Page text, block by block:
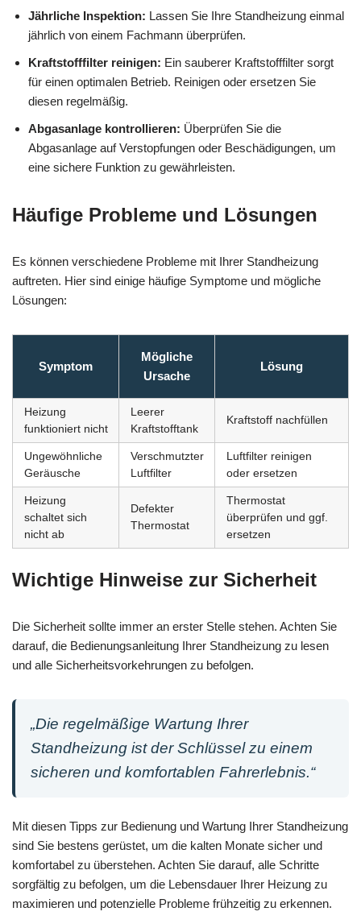
Jährliche Inspektion: Lassen Sie Ihre Standheizung einmal
jährlich von einem Fachmann überprüfen.
Kraftstofffilter reinigen: Ein sauberer Kraftstofffilter sorgt
für einen optimalen Betrieb. Reinigen oder ersetzen Sie
diesen regelmäßig.
Abgasanlage kontrollieren: Überprüfen Sie die
Abgasanlage auf Verstopfungen oder Beschädigungen, um
eine sichere Funktion zu gewährleisten.
Häufige Probleme und Lösungen
Es können verschiedene Probleme mit Ihrer Standheizung
auftreten. Hier sind einige häufige Symptome und mögliche
Lösungen:
Symptom
Mögliche
Ursache
Lösung
Heizung
funktioniert nicht
Leerer
Kraftstofftank
Kraftstoff nachfüllen
Ungewöhnliche
Geräusche
Verschmutzter
Luftfilter
Luftfilter reinigen
oder ersetzen
Heizung
schaltet sich
nicht ab
Defekter
Thermostat
Thermostat
überprüfen und ggf.
ersetzen
Wichtige Hinweise zur Sicherheit
Die Sicherheit sollte immer an erster Stelle stehen. Achten Sie
darauf, die Bedienungsanleitung Ihrer Standheizung zu lesen
und alle Sicherheitsvorkehrungen zu befolgen.
„Die regelmäßige Wartung Ihrer
Standheizung ist der Schlüssel zu einem
sicheren und komfortablen Fahrerlebnis.“
Mit diesen Tipps zur Bedienung und Wartung Ihrer Standheizung
sind Sie bestens gerüstet, um die kalten Monate sicher und
komfortabel zu überstehen. Achten Sie darauf, alle Schritte
sorgfältig zu befolgen, um die Lebensdauer Ihrer Heizung zu
maximieren und potenzielle Probleme frühzeitig zu erkennen.